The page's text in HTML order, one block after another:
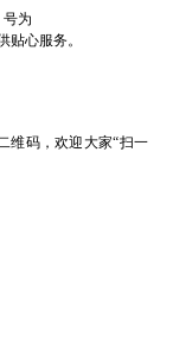
为
贴心服务。
维码，欢迎大家“扫一